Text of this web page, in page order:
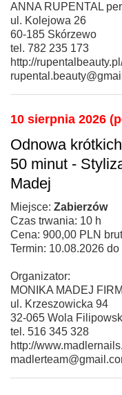
ANNA RUPENTAL
ul. Kolejowa 26
60-185 Skórzewo
tel. 782 235 173
http://
10 sierpnia 2026
Odnowa
50 minut -
Madej
Miejsce: Zabierzów
Czas trwania: 10 h
Cena: 900,00 PLN
Termin: 10.08.2026
Organizator:
MONIKA MADEJ
ul. Krzeszowicka 94
32-065 Wola
tel. 516 345 328
http://